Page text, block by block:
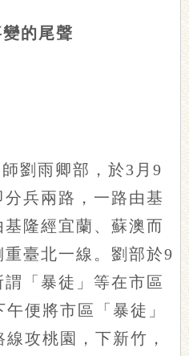
的尾聲
劉雨卿部，於3月9
兵兩路，一路由基
隆經宜蘭、蘇澳而
臺北一線。劉部於9
「暴徒」等在市區
便將市區「暴徒」
攻桃園，下新竹，